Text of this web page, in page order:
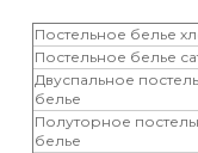
Постельное белье
Постельное белье
Двуспальное
белье
Полуторное
белье